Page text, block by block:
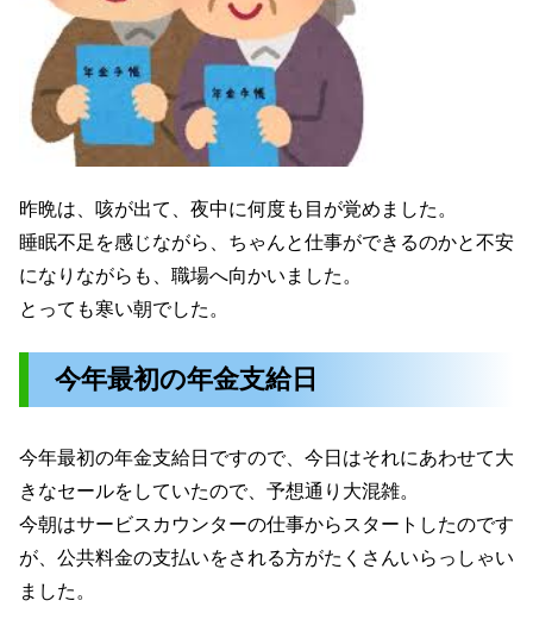
昨晩は、咳が出て、夜中に何度も目が覚めました。
睡眠不足を感じながら、ちゃんと仕事ができるのかと不安
になりながらも、職場へ向かいました。
とっても寒い朝でした。
今年最初の年金支給日
今年最初の年金支給日ですので、今日はそれにあわせて大
きなセールをしていたので、予想通り大混雑。
今朝はサービスカウンターの仕事からスタートしたのです
が、公共料金の支払いをされる方がたくさんいらっしゃい
ました。